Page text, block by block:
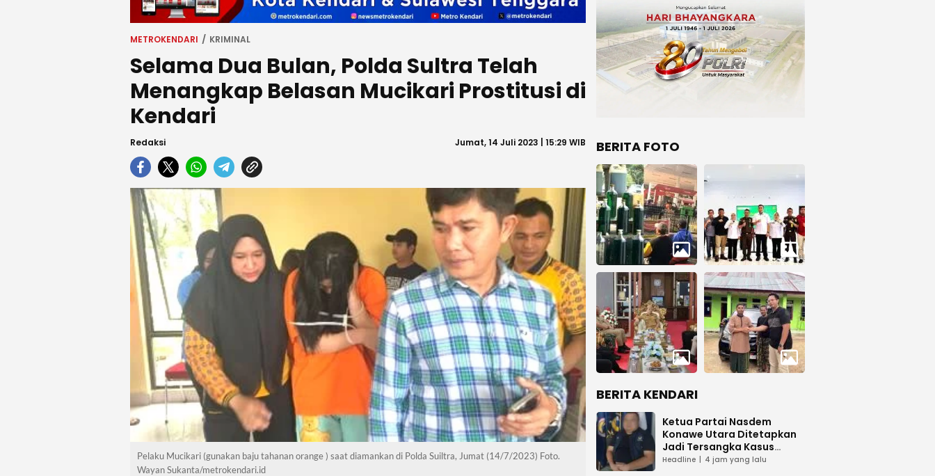
METROKENDARI KRIMINAL
Selama Dua Bulan, Polda Sultra Telah
Menangkap Belasan Mucikari Prostitusi di
Kendari
Redaksi Jumat, 14 Juli 2023 | 15:29 WIB
Pelaku Mucikari (gunakan baju tahanan orange ) saat diamankan di Polda Suiltra, Jumat (14/7/2023) Foto.
Wayan Sukanta/metrokendari.id
BERITA FOTO
BERITA KENDARI
Ketua Partai Nasdem
Konawe Utara Ditetapkan
Jadi Tersangka Kasus
Dugaan Penipuan
Headline 4 jam yang lalu